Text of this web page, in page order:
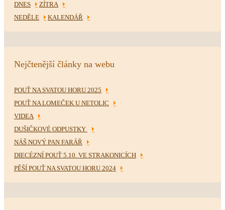
DNES
ZÍTRA
NEDĚLE
KALENDÁŘ
Nejčtenější články na webu
POUŤ NA SVATOU HORU 2025
POUŤ NA LOMEČEK U NETOLIC
VIDEA
DUŠIČKOVÉ ODPUSTKY
NÁŠ NOVÝ PAN FARÁŘ
DIECÉZNÍ POUŤ 5.10. VE STRAKONICÍCH
PĚŠÍ POUŤ NA SVATOU HORU 2024